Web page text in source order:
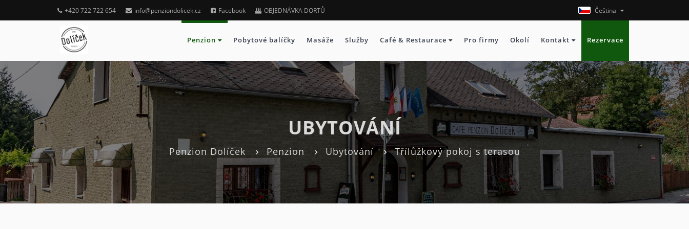
+420 722 722 654 info@penziondolicek.cz Facebook OBJEDNÁVKA DORTŮ Čeština
Penzion Pobytové balíčky Masáže Služby Café & Restaurace Pro firmy Okolí Kontakt Rezervace
UBYTOVÁNÍ
Penzion Dolíček Penzion Ubytování Třílůžkový pokoj s terasou